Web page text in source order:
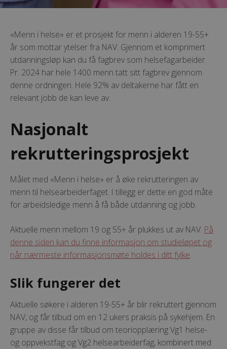
«Menn i helse» er et prosjekt for menn i alderen 19-55+
år som mottar ytelser fra NAV. Gjennom et komprimert
utdanningsløp kan du få fagbrev som helsefagarbeider.
Pr. 2024 har hele 1400 menn tatt sitt fagbrev gjennom
denne ordningen. Hele 92% av deltakerne har fått en
relevant jobb de kan leve av.
Nasjonalt
rekrutteringsprosjekt
Målet med «Menn i helse» er å øke rekrutteringen av
menn til helsearbeiderfaget. I tillegg er dette en god måte
for arbeidsledige menn å få både utdanning og jobb.
Aktuelle menn mellom 19 og 55+ år plukkes ut av NAV. På
denne siden kan du finne informasjon om studieløpet og
når nærmeste informasjonsmøte holdes i ditt fylke.
Slik fungerer det
Aktuelle søkere i alderen 19-55+ år blir rekruttert gjennom
NAV, og får tilbud om en 12 ukers praksis på sykehjem. En
gruppe av disse får tilbud om teoriopplæring Vg1 helse-
og oppvekstfag og Vg2 helsearbeiderfag, kombinert med